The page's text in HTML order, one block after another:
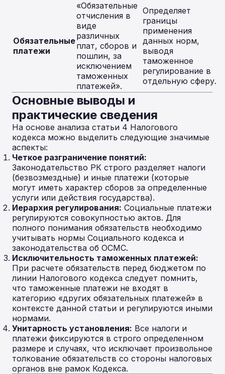
Обязательные
платежи
«Обязательные
отчисления в
виде
различных
плат, сборов и
пошлин, за
исключением
таможенных
платежей».
Определяет
границы
применения
данных норм,
выводя
таможенное
регулирование в
отдельную сферу.
Основные выводы и
практические сведения
На основе анализа статьи 4 Налогового
кодекса можно выделить следующие значимые
аспекты:
Четкое разграничение понятий:
Законодательство РК строго разделяет налоги
(безвозмездные) и иные платежи (которые
могут иметь характер сборов за определенные
услуги или действия государства).
Иерархия регулирования: Социальные платежи
регулируются совокупностью актов. Для
полного понимания обязательств необходимо
учитывать нормы Социального кодекса и
законодательства об ОСМС.
Исключительность таможенных платежей:
При расчете обязательств перед бюджетом по
линии Налогового кодекса следует помнить,
что таможенные платежи не входят в
категорию «других обязательных платежей» в
контексте данной статьи и регулируются иными
нормами.
Унитарность установления: Все налоги и
платежи фиксируются в строго определенном
размере и случаях, что исключает произвольное
толкование обязательств со стороны налоговых
органов вне рамок Кодекса.